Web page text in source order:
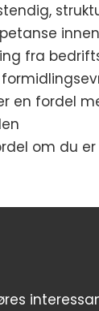
fra
en fordel
om du